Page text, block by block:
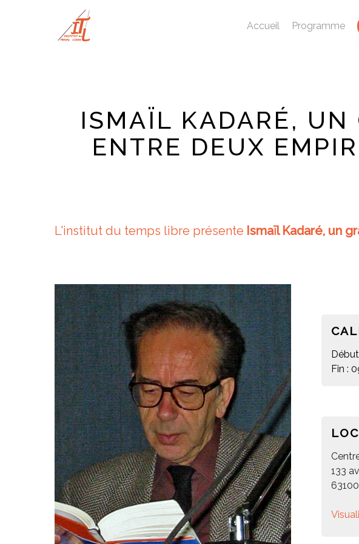
Accueil Programme
ISMAÏL KADARÉ, UN
ENTRE DEUX
L'institut du temps libre présente Ismaïl Kadaré, un
Fin :
133